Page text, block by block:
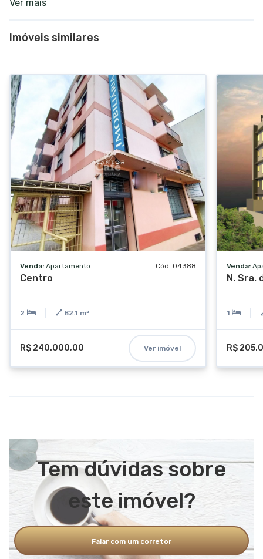
Interfone
Gás central
Ver mais
Imóveis similares
Venda: Apartamento Cód. 04388
Centro
2 82.1 m²
R$ 240.000,00 Ver imóvel
Venda:
N. Sra.
1
R$
Tem dúvidas sobre
este imóvel?
Falar com um corretor